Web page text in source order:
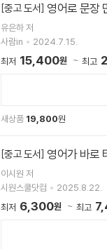
[중고 도서] 영어로 문장
유은하 저
사람in
2024.7.15.
최저 15,400원 최고
새상품 19,800원
[중고 도서] 영어가 바로
이시원 저
시원스쿨닷컴
2025.8.22.
최저 6,300원 최고